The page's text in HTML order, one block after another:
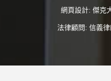
網頁設計: 傑克
法律顧問: 信義